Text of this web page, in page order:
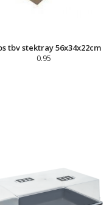
tbv stektray 56x34x22cm
0.95